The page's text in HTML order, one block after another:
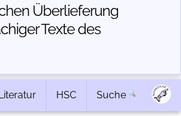
Über­lieferung
Texte des
HSC Suche